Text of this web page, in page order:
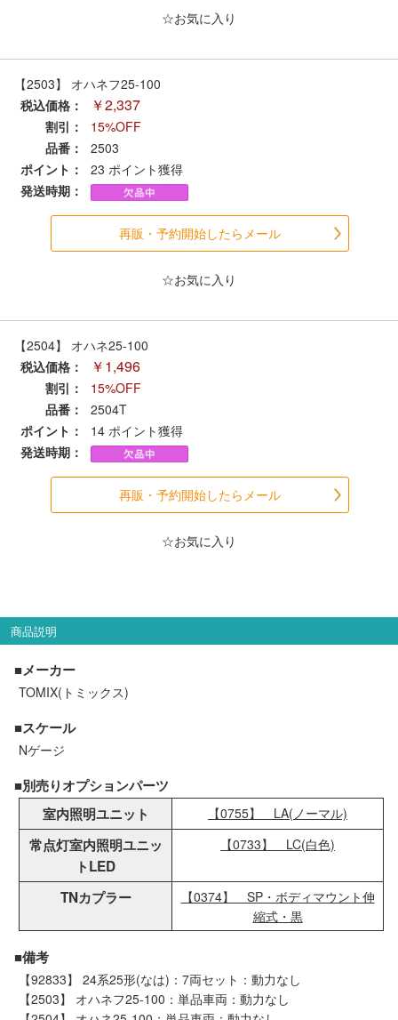
関西
お役立ち情報
鉄道模型の情報
LINEお友達登録
ご注文方法
ヘルプページ
お問い合せ
ログイン/マイページ
会員ランクについて
会社概要
レビューについて
☆お気に入り
【2503】 オハネフ25-100
税込価格：
￥2,337
割引：
15%OFF
品番：
2503
ポイント：
23 ポイント獲得
発送時期：
再販・予約開始したらメール
☆お気に入り
【2504】 オハネ25-100
税込価格：
￥1,496
割引：
15%OFF
品番：
2504T
ポイント：
14 ポイント獲得
発送時期：
再販・予約開始したらメール
☆お気に入り
商品説明
■メーカー
TOMIX(トミックス)
■スケール
Nゲージ
■別売りオプションパーツ
室内照明ユニット
【0755】 LA(ノーマル)
常点灯室内照明ユニッ
トLED
【0733】 LC(白色)
TNカプラー
【0374】 SP・ボディマウント伸
縮式・黒
■備考
【92833】 24系25形(なは)：7両セット：動力なし
【2503】 オハネフ25-100：単品車両：動力なし